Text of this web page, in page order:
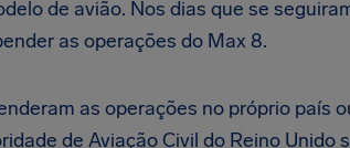
de avião. Nos dias que se
as operações do Max 8.
as operações no próprio país
de Aviação Civil do Reino Unido